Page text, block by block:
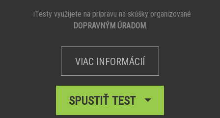
iTesty využijete na prípravu na skúšky organizované
DOPRAVNÝM ÚRADOM.
VIAC INFORMÁCIÍ
SPUSTIŤ TEST